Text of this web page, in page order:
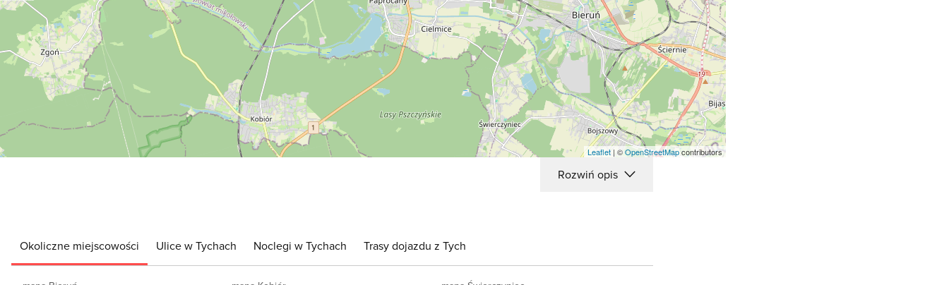
Leaflet | ©OpenStreetMapcontributors
Rozwiń opis
Okoliczne miejscowości Ulice w Tychach Noclegi w Tychach Trasy dojazdu z Tych